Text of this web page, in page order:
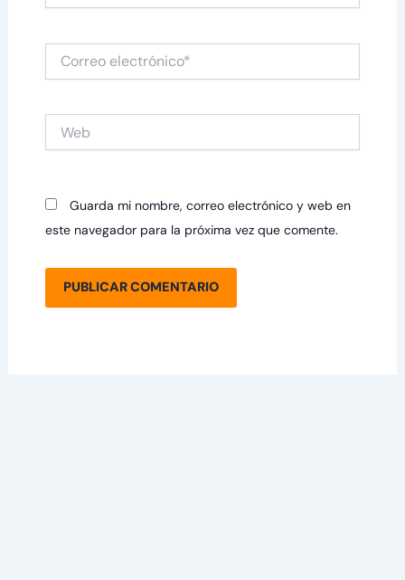
Correo
electrónico*
Guarda mi nombre, correo electrónico y web en
este navegador para la próxima vez que comente.